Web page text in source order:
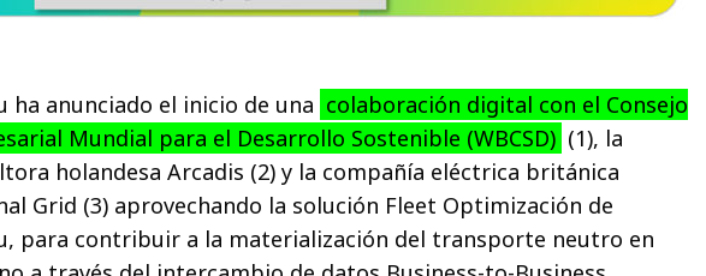
ha anunciado el inicio de una colaboración digital con el Consejo
Mundial para el Desarrollo Sostenible (WBCSD) (1), la
holandesa Arcadis (2) y la compañía eléctrica británica
Grid (3) aprovechando la solución Fleet Optimización de
para contribuir a la materialización del transporte neutro en